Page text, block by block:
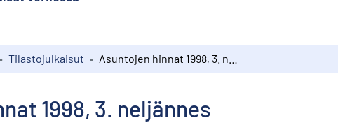
Tilastojulkaisut
1998, 3. neljännes